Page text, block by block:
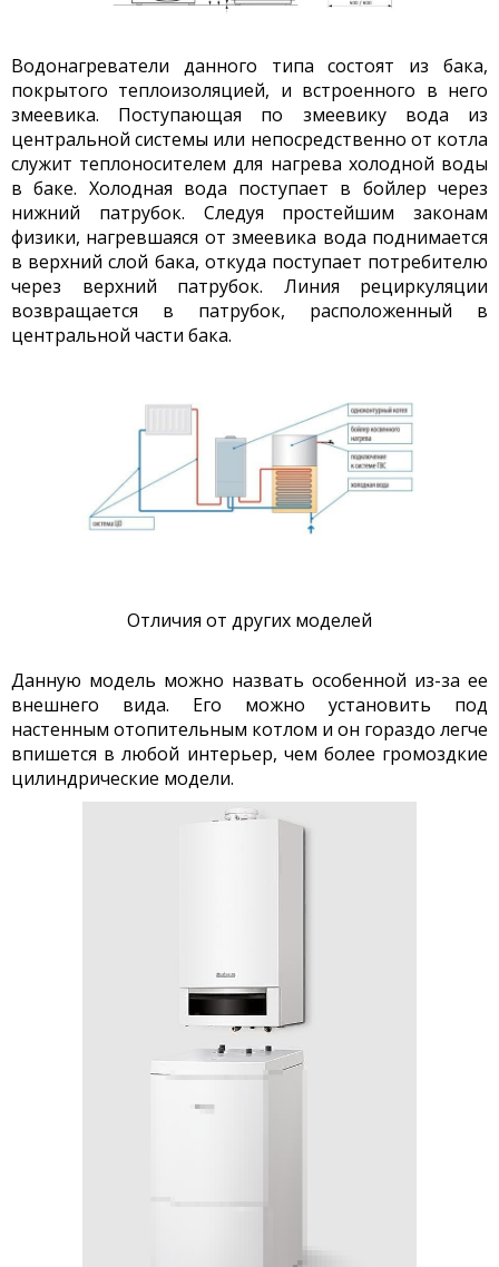
Водонагреватели данного типа состоят из бака,
покрытого теплоизоляцией, и встроенного в него
змеевика. Поступающая по змеевику вода из
центральной системы или непосредственно от котла
служит теплоносителем для нагрева холодной воды
в баке. Холодная вода поступает в бойлер через
нижний патрубок. Следуя простейшим законам
физики, нагревшаяся от змеевика вода поднимается
в верхний слой бака, откуда поступает потребителю
через верхний патрубок. Линия рециркуляции
возвращается в патрубок, расположенный в
центральной части бака.
Отличия от других моделей
Данную модель можно назвать особенной из-за ее
внешнего вида. Его можно установить под
настенным отопительным котлом и он гораздо легче
впишется в любой интерьер, чем более громоздкие
цилиндрические модели.